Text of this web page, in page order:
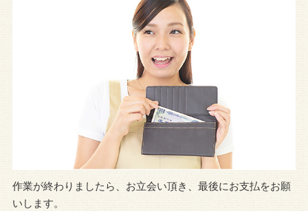
作業が終わりましたら、お立会い頂き、最後にお支払をお願
いします。